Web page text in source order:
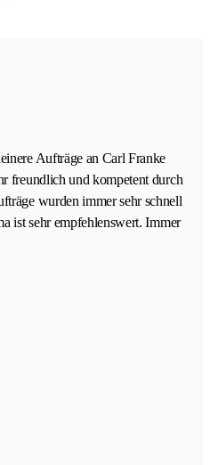
Aufträge an Carl Franke
freundlich und kompetent durch
wurden immer sehr schnell
ist sehr empfehlenswert. Immer